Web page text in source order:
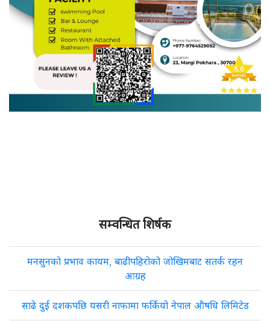
सम्वन्धित शिर्षक
मनसुनको प्रभाव कायम, बाढीपहिरोको जोखिमबाट सतर्क रहन
आग्रह
साढे दुई दशकपछि यसरी नाफामा फर्कियो नेपाल औषधि लिमिटेड